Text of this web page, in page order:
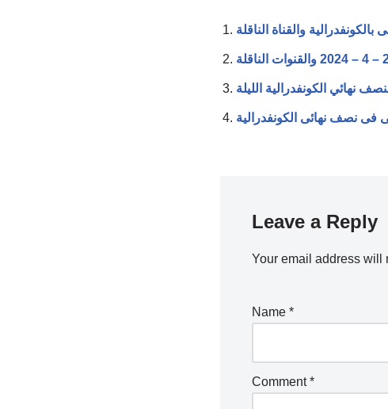
والقناة الناقلة
نهائي الكونفدرالية الليلة
Leave a Reply
Your email address will
Name *
Comment*